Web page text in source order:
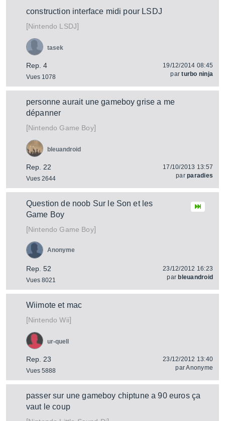
construction interface midi pour LSDJ
[Nintendo LSDJ]
Rep. 4
Vues 1078
tasek
19/12/2014 08:45
parturbo ninja
personne aurait une gameboy grise a me
dépanner
[Nintendo Game Boy]
Rep. 22
Vues 2644
bleuandroid
17/10/2013 13:57
parparadies
Question de noob Sur le Son et les
Game Boy
[Nintendo Game Boy]
Rep. 52
Vues 8021
Anonyme
23/12/2012 16:23
par bleuandroid
Wiimote et mac
[Nintendo Wii]
Rep. 23
Vues 5888
ur-quell
23/12/2012 13:40
parAnonyme
passer sur une gameboy chiptune a 90 euros ça
vaut le coup